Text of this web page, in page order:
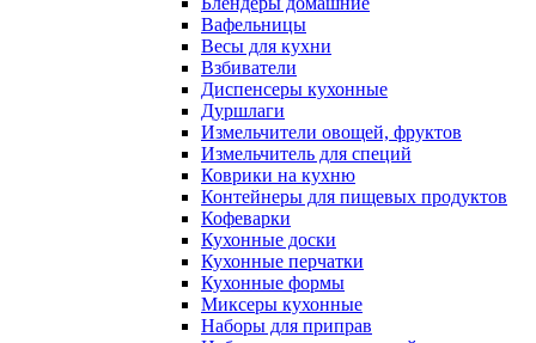
Вафельницы
Весы для кухни
Взбиватели
Диспенсеры кухонные
Дуршлаги
Измельчители овощей, фруктов
Измельчитель для специй
Коврики на кухню
Контейнеры для пищевых продуктов
Кофеварки
Кухонные доски
Кухонные перчатки
Кухонные формы
Миксеры кухонные
Наборы для приправ